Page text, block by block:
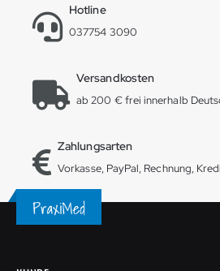
Hotline
037754 3090
Versandkosten
ab 200 € frei innerhalb
Zahlungsarten
Vorkasse, PayPal, Rechnung,